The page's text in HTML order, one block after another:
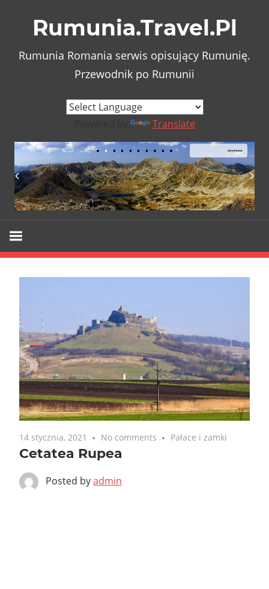
Rumunia.Travel.Pl
Rumunia Romania serwis opisujący Rumunię.
Przewodnik po Rumunii
Translate
Góry Retezat
14 stycznia, 2021 No comments Pałace i zamki
Cetatea Rupea
Posted byadmin